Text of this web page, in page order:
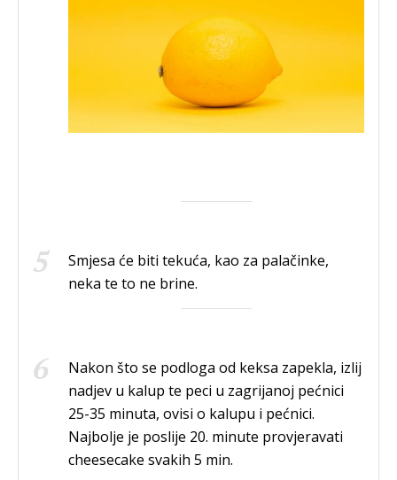
Smjesa će biti tekuća, kao za palačinke,
neka te to ne brine.
Nakon što se podloga od keksa zapekla, izlij
nadjev u kalup te peci u zagrijanoj pećnici
25-35 minuta, ovisi o kalupu i pećnici.
Najbolje je poslije 20. minute provjeravati
cheesecake svakih 5 min.